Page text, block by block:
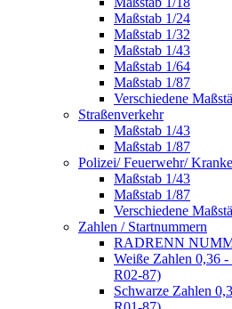
Maßstab 1/24
Maßstab 1/32
Maßstab 1/43
Maßstab 1/64
Maßstab 1/87
Verschiedene
Straßenverkehr
Maßstab 1/43
Maßstab 1/87
Polizei/ Feuerwehr/
Maßstab 1/43
Maßstab 1/87
Verschiedene
Zahlen / Startnummern
RADRENN
Weiße Zahlen 0,36
R02-87)
Schwarze Zahlen